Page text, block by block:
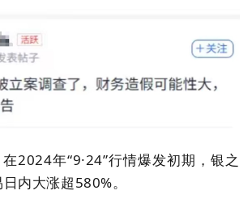
2024年“9·24”行情爆发初期，银之
内大涨超580%。